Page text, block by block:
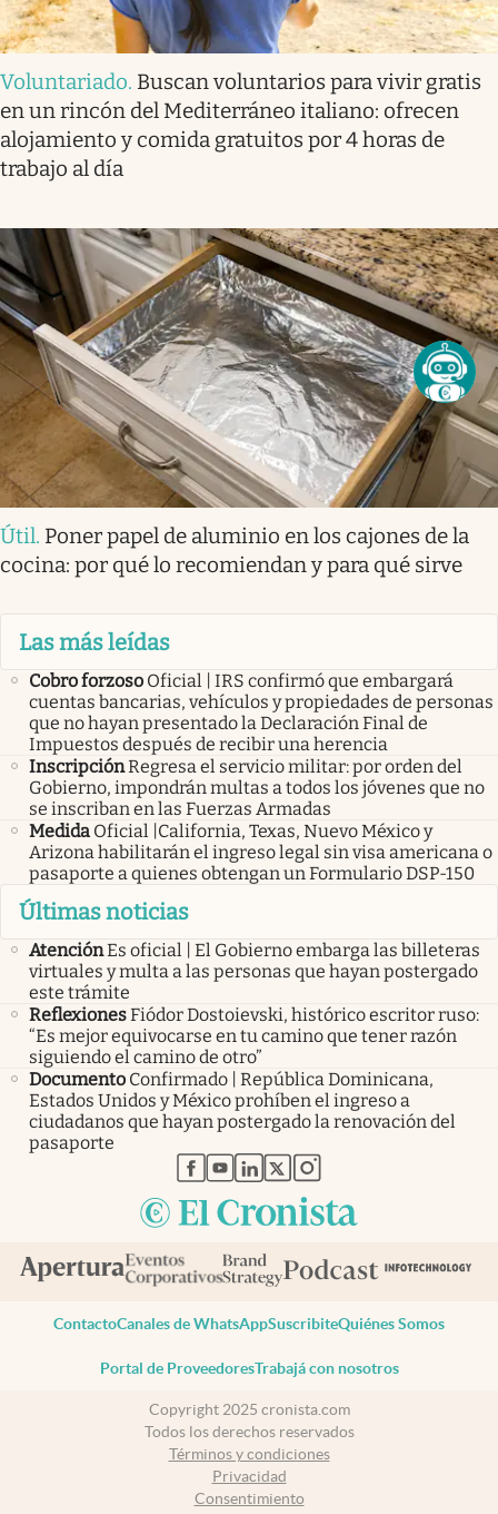
Voluntariado. Buscan voluntarios para vivir gratis
en un rincón del Mediterráneo italiano: ofrecen
alojamiento y comida gratuitos por 4 horas de
trabajo al día
Útil. Poner papel de aluminio en los cajones de la
cocina: por qué lo recomiendan y para qué sirve
Las más leídas
Cobro forzoso Oficial | IRS confirmó que embargará
cuentas bancarias, vehículos y propiedades de personas
que no hayan presentado la Declaración Final de
Impuestos después de recibir una herencia
InscripciónRegresa el servicio militar: por orden del
Gobierno, impondrán multas a todos los jóvenes que no
se inscriban en las Fuerzas Armadas
Medida Oficial |California, Texas, Nuevo México y
Arizona habilitarán el ingreso legal sin visa americana o
pasaporte a quienes obtengan un Formulario DSP-150
Últimas noticias
AtenciónEs oficial | El Gobierno embarga las billeteras
virtuales y multa a las personas que hayan postergado
este trámite
ReflexionesFiódor Dostoievski, histórico escritor ruso:
“Es mejor equivocarse en tu camino que tener razón
siguiendo el camino de otro”
Documento Confirmado | República Dominicana,
Estados Unidos y México prohíben el ingreso a
ciudadanos que hayan postergado la renovación del
pasaporte
abre en nueva pestaña
abre en nueva pestaña
abre en nueva pestaña
abre en nueva pestaña
abre en nueva pestaña
ContactoCanales de WhatsAppSuscribiteQuiénes Somos
Portal de ProveedoresTrabajá con nosotros
Copyright 2025 cronista.com
Todos los derechos reservados
Términos y condiciones
Privacidad
Consentimiento